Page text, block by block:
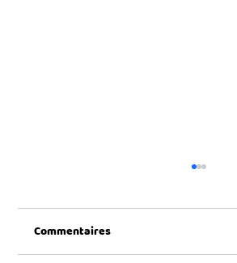
Commentaires